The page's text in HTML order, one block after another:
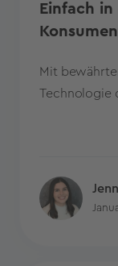
Einfach
Mit
Technologie